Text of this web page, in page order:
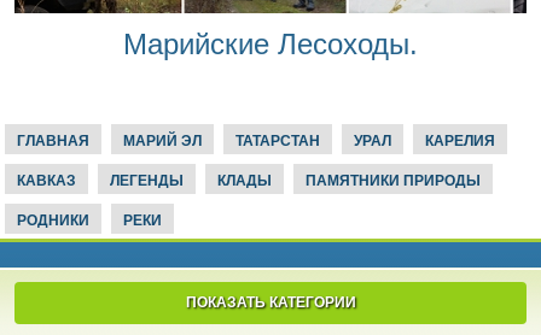
Марийские Лесоходы.
ГЛАВНАЯ МАРИЙ ЭЛ ТАТАРСТАН УРАЛ КАРЕЛИЯ
КАВКАЗ ЛЕГЕНДЫ КЛАДЫ ПАМЯТНИКИ ПРИРОДЫ
РОДНИКИ РЕКИ
ПОКАЗАТЬ КАТЕГОРИИ